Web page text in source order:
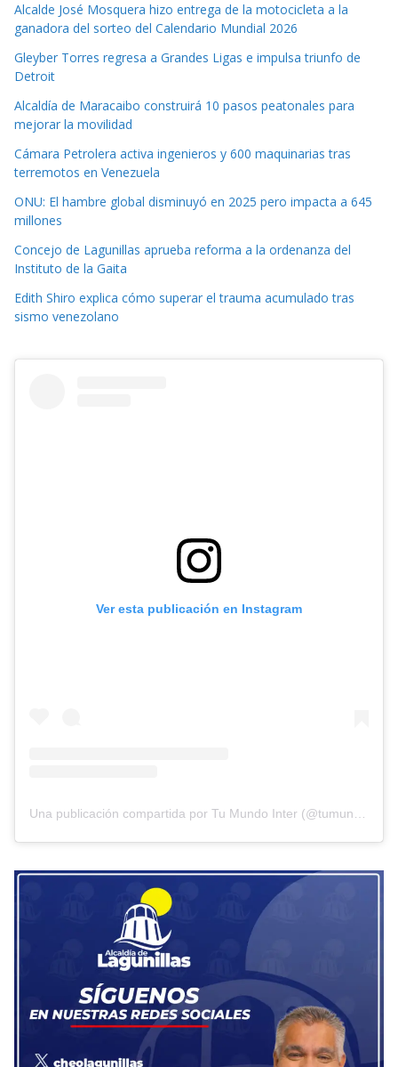
Alcalde José Mosquera hizo entrega de la motocicleta a la
ganadora del sorteo del Calendario Mundial 2026
Gleyber Torres regresa a Grandes Ligas e impulsa triunfo de
Detroit
Alcaldía de Maracaibo construirá 10 pasos peatonales para
mejorar la movilidad
Cámara Petrolera activa ingenieros y 600 maquinarias tras
terremotos en Venezuela
ONU: El hambre global disminuyó en 2025 pero impacta a 645
millones
Concejo de Lagunillas aprueba reforma a la ordenanza del
Instituto de la Gaita
Edith Shiro explica cómo superar el trauma acumulado tras
sismo venezolano
Ver esta publicación en Instagram
Una publicación compartida por Tu Mundo Inter (@tumundointer)